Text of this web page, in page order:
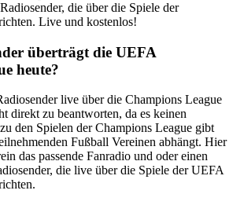
die über die Spiele der
Live und kostenlos!
überträgt die UEFA
heute?
live über die Champions League
direkt zu beantworten, da es keinen
den Spielen der Champions League gibt
Fußball Vereinen abhängt. Hier
das passende Fanradio und oder einen
die live über die Spiele der UEFA